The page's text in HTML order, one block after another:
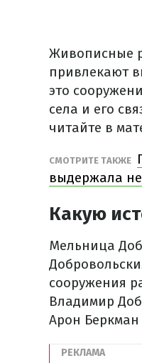
Живописные
привлекают
это
села и его
читайте в
СМОТРИТЕ ТАКЖЕ
выдержала
Какую
Мельница
сооружения
Владимир
Арон Беркман